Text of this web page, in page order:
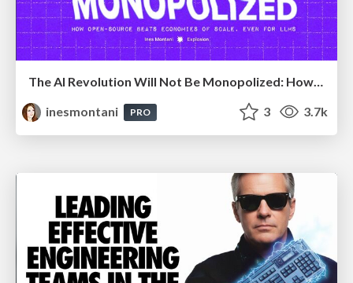
The AI Revolution Will Not Be Monopolized: How open-source beats economies of scale, even for LLMs
inesmontani
PRO 3 3.7k